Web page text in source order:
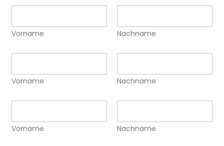
Vorname Nachname
W
i
t
r
s
F
Vorname Nachname
W
i
t
Vorname Nachname